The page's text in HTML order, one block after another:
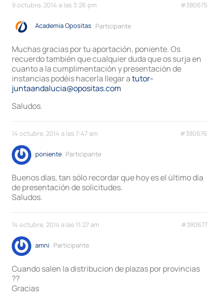
9 octubre, 2014 a las 3:26 pm #380675
Academia Opositas Participante
Muchas gracias por tu aportación, poniente. Os
recuerdo también que cualquier duda que os surja en
cuanto a la cumplimentación y presentación de
instancias podéis hacerla llegar atutor-
juntaandalucia@opositas.com
Saludos.
14 octubre, 2014 a las 7:47 am #380676
poniente Participante
Buenos días, tan sólo recordar que hoy es el último día
de presentación de solicitudes.
Saludos.
14 octubre, 2014 a las 11:27 am #380677
amni Participante
Cuando salen la distribucion de plazas por provincias
??
Gracias